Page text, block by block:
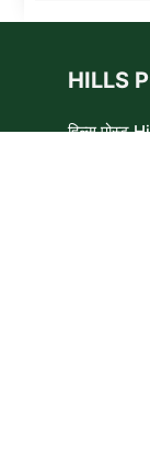
HILLS
हिल्स पोस्ट